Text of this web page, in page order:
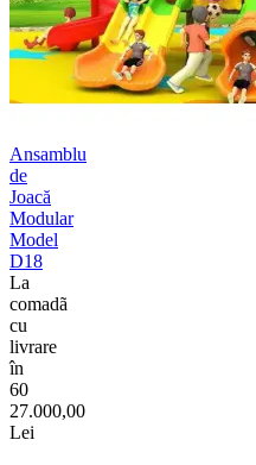
Ansamblu
de
Joacă
Modular
Model
D18
La
comadã
cu
livrare
în
60
27.000,00
Lei